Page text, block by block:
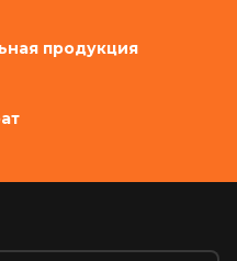
продукция